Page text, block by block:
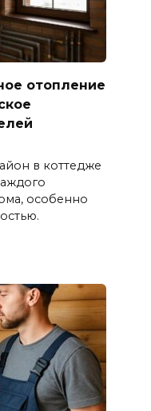
отопление
в коттедже
особенно